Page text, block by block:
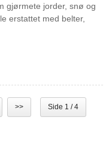
gjørmete jorder, snø og
erstattet med belter,
>> Side 1 / 4